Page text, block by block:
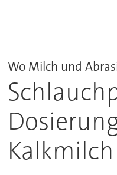
Wo Milch und
Kalkmilch